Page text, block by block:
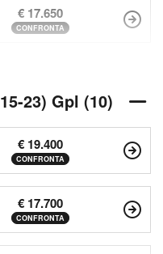
€ 17.650
CONFRONTA
23) Gpl (10)
€ 19.400
CONFRONTA
€ 17.700
CONFRONTA